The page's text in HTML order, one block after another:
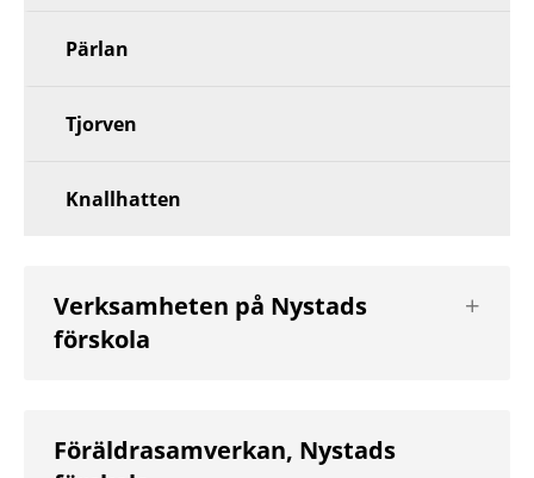
Pärlan
Tjorven
Knallhatten
Verksamheten på Nystads
förskola
nästa
Föräldrasamverkan, Nystads